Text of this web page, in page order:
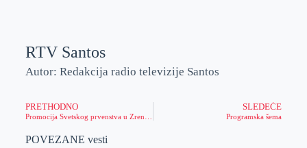
RTV Santos
Autor: Redakcija radio televizije Santos
PRETHODNO SLEDEĆE
Programska šema
POVEZANE vesti